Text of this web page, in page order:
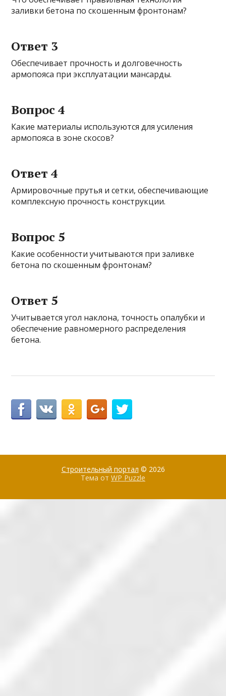
заливки бетона по скошенным фронтонам?
Ответ 3
Обеспечивает прочность и долговечность
армопояса при эксплуатации мансарды.
Вопрос 4
Какие материалы используются для усиления
армопояса в зоне скосов?
Ответ 4
Армировочные прутья и сетки, обеспечивающие
комплексную прочность конструкции.
Вопрос 5
Какие особенности учитываются при заливке
бетона по скошенным фронтонам?
Ответ 5
Учитывается угол наклона, точность опалубки и
обеспечение равномерного распределения
бетона.
Строительный портал © 2026
Тема от WP Puzzle